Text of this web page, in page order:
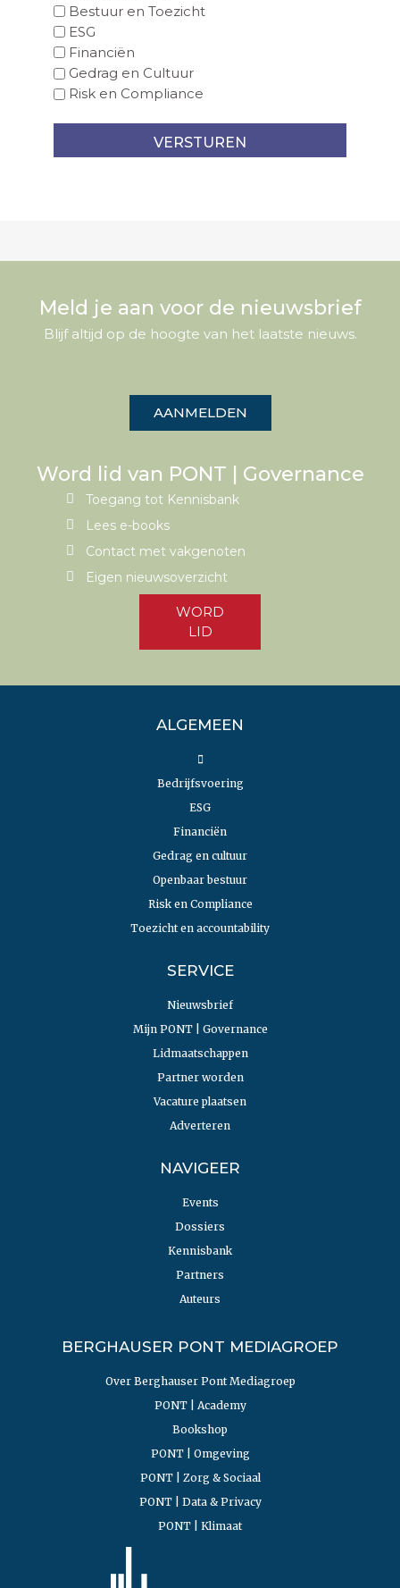
Bestuur en Toezicht
ESG
Financiën
Gedrag en Cultuur
Risk en Compliance
Meld je aan voor de nieuwsbrief
Blijf altijd op de hoogte van het laatste nieuws.
AANMELDEN
Word lid van PONT | Governance
Toegang tot Kennisbank
Lees e-books
Contact met vakgenoten
Eigen nieuwsoverzicht
WORD
LID
ALGEMEEN
Bedrijfsvoering
ESG
Financiën
Gedrag en cultuur
Openbaar bestuur
Risk en Compliance
Toezicht en accountability
SERVICE
Nieuwsbrief
Mijn PONT | Governance
Lidmaatschappen
Partner worden
Vacature plaatsen
Adverteren
NAVIGEER
Events
Dossiers
Kennisbank
Partners
Auteurs
BERGHAUSER PONT MEDIAGROEP
Over Berghauser Pont Mediagroep
PONT | Academy
Bookshop
PONT | Omgeving
PONT | Zorg & Sociaal
PONT | Data & Privacy
PONT | Klimaat